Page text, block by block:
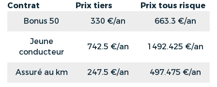
Contrat Prix tiers
Prix tous risque
Bonus 50
330 €/an
663.3 €/an
Jeune
conducteur
742.5 €/an 1492.425 €/an
Assuré au km 247.5 €/an 497.475 €/an